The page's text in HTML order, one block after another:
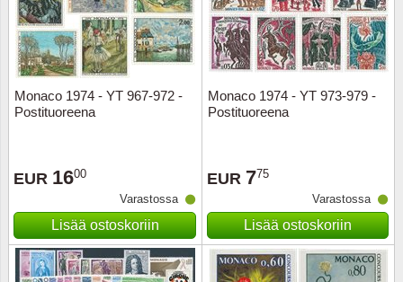
Monaco 1974 - YT 967-972 -
Postituoreena
EUR 1600
Varastossa
Lisää ostoskoriin
Monaco 1974 - YT 973-979 -
Postituoreena
EUR 775
Varastossa
Lisää ostoskoriin
Sveitsi
Turkki
Uusi
USA